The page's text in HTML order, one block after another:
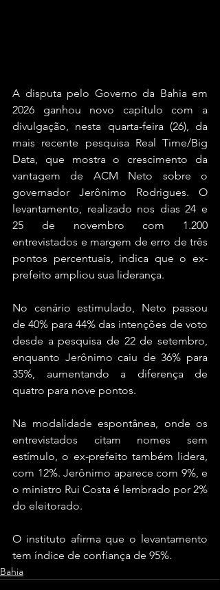
A disputa pelo Governo da Bahia em
2026 ganhou novo capítulo com a
divulgação, nesta quarta-feira (26), da
mais recente pesquisa Real Time/Big
Data, que mostra o crescimento da
vantagem de ACM Neto sobre o
governador Jerônimo Rodrigues. O
levantamento, realizado nos dias 24 e
25 de novembro com 1.200
entrevistados e margem de erro de três
pontos percentuais, indica que o ex-
prefeito ampliou sua liderança.
No cenário estimulado, Neto passou
de 40% para 44% das intenções de voto
desde a pesquisa de 22 de setembro,
enquanto Jerônimo caiu de 36% para
35%, aumentando a diferença de
quatro para nove pontos.
Na modalidade espontânea, onde os
entrevistados citam nomes sem
estímulo, o ex-prefeito também lidera,
com 12%. Jerônimo aparece com 9%, e
o ministro Rui Costa é lembrado por 2%
do eleitorado.
O instituto afirma que o levantamento
tem índice de confiança de 95%.
Bahia